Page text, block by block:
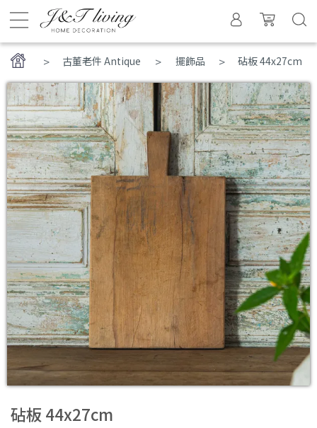
古董老件 Antique > 擺飾品 砧板 44x27cm
砧板 44x27cm